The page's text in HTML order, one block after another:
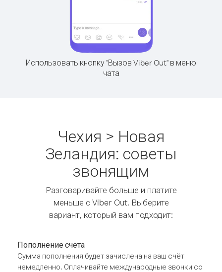
Использовать кнопку "Вызов Viber Out" в меню
чата
Чехия > Новая
Зеландия: советы
звонящим
Разговаривайте больше и платите
меньше с Viber Out. Выберите
вариант, который вам подходит:
Пополнение счёта
Сумма пополнения будет зачислена на ваш счёт
немедленно. Оплачивайте международные звонки со